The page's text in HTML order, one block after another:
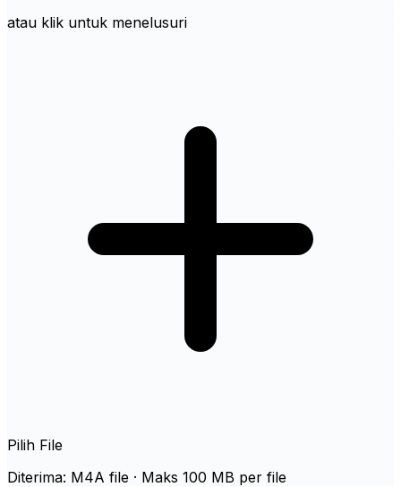
atau klik untuk menelusuri
Pilih File
Diterima: M4A file · Maks 100 MB per file